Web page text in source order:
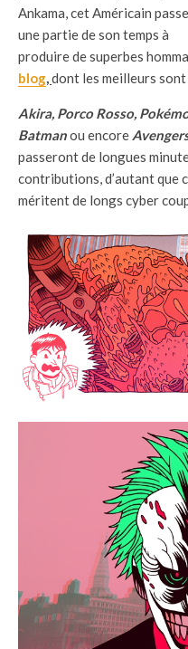
Ankama, cet Américain passe
une partie de son temps à
produire de superbes
blog,dont les meilleurs sont
Akira, Porco Rosso,
Batmanou encore
passeront de longues
contributions, d’autant que
méritent de longs cyber